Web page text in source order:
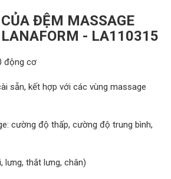
ĐỆM MASSAGE
- LA110315
động cơ
sẵn, kết hợp với các vùng massage
cường độ thấp, cường độ trung bình,
lưng, thắt lưng, chân)